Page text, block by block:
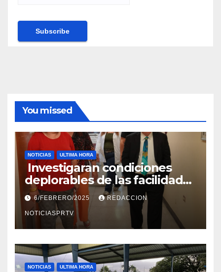
You missed
NOTICIAS ULTIMA HORA
Investigaran condiciones
deplorables de las facilidades
el Departamento de la Salud
en Mayagüez
6/FEBRERO/2025 REDACCION
NOTICIASPRTV
NOTICIAS ULTIMA HORA